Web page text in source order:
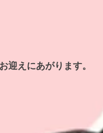
迎えにあがります。